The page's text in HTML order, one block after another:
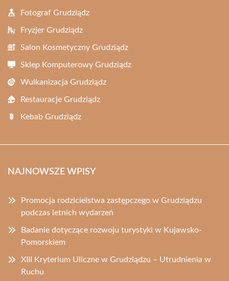
Fotograf Grudziądz
Fryzjer Grudziądz
Salon Kosmetyczny Grudziądz
Sklep Komputerowy Grudziądz
Wulkanizacja Grudziądz
Restauracje Grudziądz
Kebab Grudziądz
NAJNOWSZE WPISY
Promocja rodzicielstwa zastępczego w Grudziądzu
podczas letnich wydarzeń
Badanie dotyczące rozwoju turystyki w Kujawsko-
Pomorskiem
XIII Kryterium Uliczne w Grudziądzu – Utrudnienia w
Ruchu